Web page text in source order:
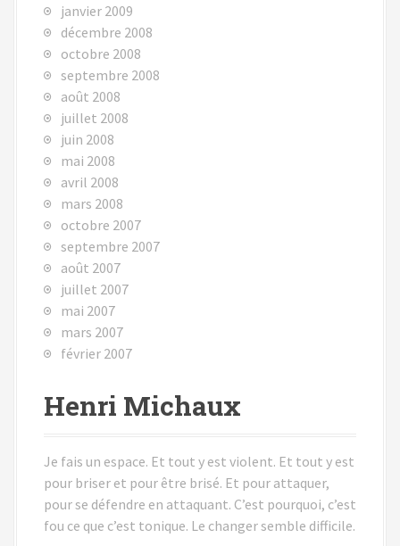
janvier 2009
décembre 2008
octobre 2008
septembre 2008
août 2008
juillet 2008
juin 2008
mai 2008
avril 2008
mars 2008
octobre 2007
septembre 2007
août 2007
juillet 2007
mai 2007
mars 2007
février 2007
Henri Michaux
Je fais un espace. Et tout y est violent. Et tout y est
pour briser et pour être brisé. Et pour attaquer,
pour se défendre en attaquant. C’est pourquoi, c’est
fou ce que c’est tonique. Le changer semble difficile.